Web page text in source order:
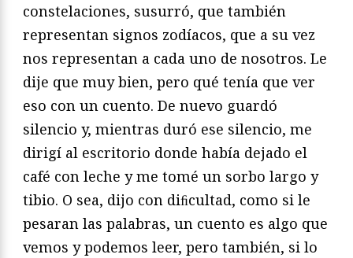
constelaciones, susurró, que también
representan signos zodíacos, que a su vez
nos representan a cada uno de nosotros. Le
dije que muy bien, pero qué tenía que ver
eso con un cuento. De nuevo guardó
silencio y, mientras duró ese silencio, me
dirigí al escritorio donde había dejado el
café con leche y me tomé un sorbo largo y
tibio. O sea, dijo con diﬁcultad, como si le
pesaran las palabras, un cuento es algo que
vemos y podemos leer, pero también, si lo